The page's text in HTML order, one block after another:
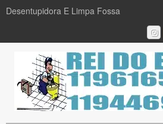
Desentupidora E Limpa Fossa